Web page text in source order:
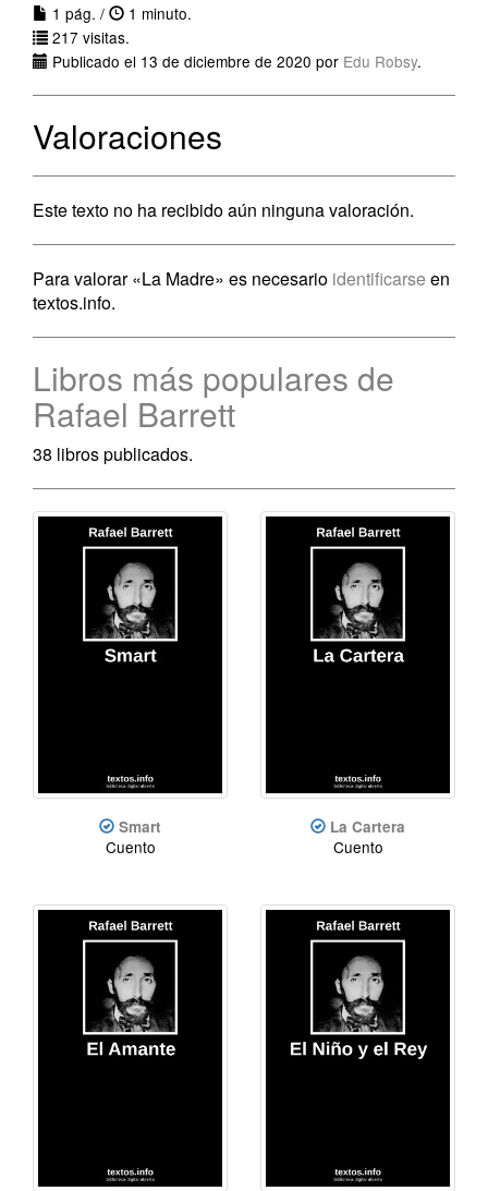
1 pág. /
1 minuto.
217 visitas.
Publicado el 13 de diciembre de 2020 por Edu Robsy.
Valoraciones
Este texto no ha recibido aún ninguna valoración.
Para valorar «La Madre» es necesario identificarse en
textos.info.
Libros más populares de
Rafael Barrett
38 libros publicados.
Smart
Cuento
La Cartera
Cuento